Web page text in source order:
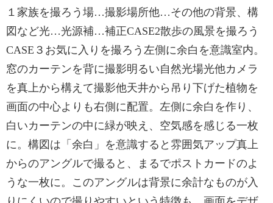
１家族を撮ろう場…撮影場所他…その他の背景、構
図など光…光源補…補正CASE2散歩の風景を撮ろう
CASE３お気に入りを撮ろう左側に余白を意識室内。
窓のカーテンを背に撮影明るい自然光場光他カメラ
を真上から構えて撮影他天井から吊り下げた植物を
画面の中心よりも右側に配置。左側に余白を作り、
白いカーテンの中に緑が映え、空気感を感じる一枚
に。構図は「余白」を意識すると雰囲気アップ真上
からのアングルで撮ると、まるでポストカードのよ
うな一枚に。このアングルは背景に余計なものが入